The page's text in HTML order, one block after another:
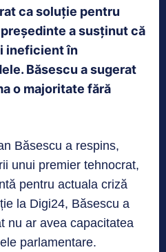
ca soluție pentru
a susținut că
ineficient în
Băsescu a sugerat
o majoritate fără
Băsescu a respins,
unui premier tehnocrat,
pentru actuala criză
la Digi24, Băsescu a
nu ar avea capacitatea
parlamentare.